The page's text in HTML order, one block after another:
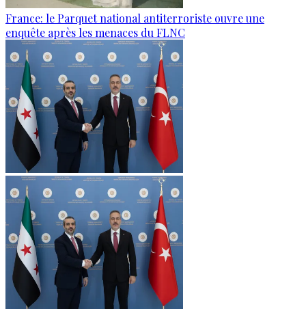
France: le Parquet national antiterroriste ouvre une
enquête après les menaces du FLNC